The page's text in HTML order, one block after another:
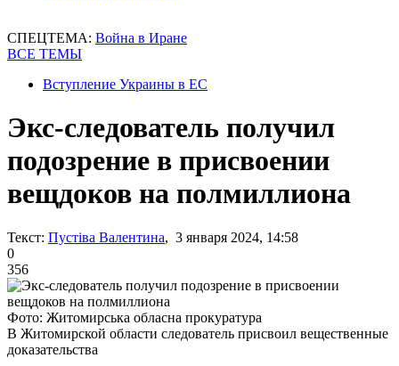
СПЕЦТЕМА: Война в Иране
ВСЕ ТЕМЫ
Вступление Украины в ЕС
Экс-следователь получил
подозрение в присвоении
вещдоков на полмиллиона
Текст: Пустіва Валентина, 3 января 2024, 14:58
0
356
Фото: Житомирська обласна прокуратура
В Житомирской области следователь присвоил вещественные
доказательства